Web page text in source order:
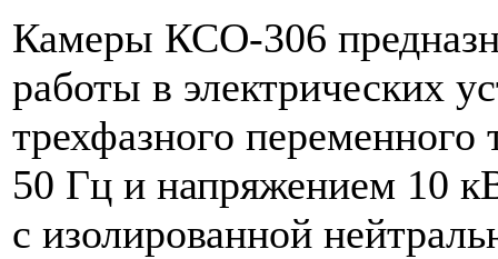
Камеры КСО-306
работы в электрических
трехфазного переменного
50 Гц и напряжением 10
с изолированной